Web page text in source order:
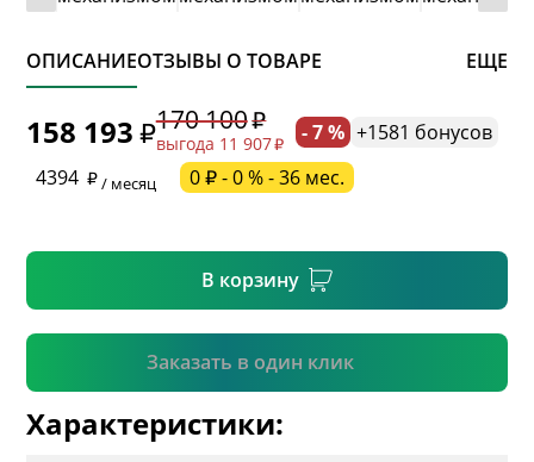
ОПИСАНИЕОТЗЫВЫ О ТОВАРЕ ЕЩЕ
158 193 170 100
выгода 11 907 - 7 % +1581 бонусов
4394
/ месяц 0 ₽ - 0 % - 36 мес.
В корзину
Заказать в один клик
* обязательное поле
* необязательное поле
Подтвердить
Характеристики: